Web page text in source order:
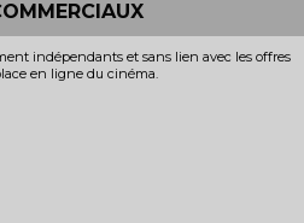
indépendants et sans lien avec les offres
en ligne du cinéma.